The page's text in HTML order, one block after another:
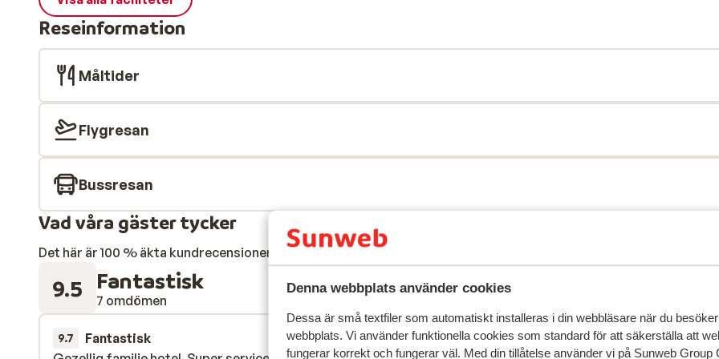
Denna webbplats använder cookies
Dessa är små textfiler som automatiskt installeras i din webbläsare när du
webbplats. Vi använder funktionella cookies som standard för att säkerställa att
fungerar korrekt och fungerar väl. Med din tillåtelse använder vi på Sunweb Group
Reseinformation
Måltider
Flygresan
Bussresan
Vad våra gäster tycker
Det här är 100 % äkta kundrecensioner som verkligen speglar deras upplevelser av vår produkt.
9.5 Fantastisk
7 omdömen
9.7 Fantastisk
27 feb. 2026
8.9 Fantastisk
23 jan.